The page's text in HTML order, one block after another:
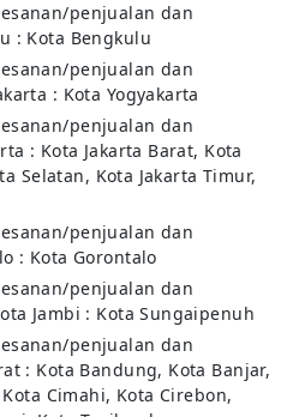
penjualan dan
: Kota Bengkulu
penjualan dan
: Kota Yogyakarta
penjualan dan
: Kota Jakarta Barat, Kota
Selatan, Kota Jakarta Timur,
penjualan dan
: Kota Gorontalo
penjualan dan
Jambi : Kota Sungaipenuh
penjualan dan
: Kota Bandung, Kota Banjar,
Cimahi, Kota Cirebon,